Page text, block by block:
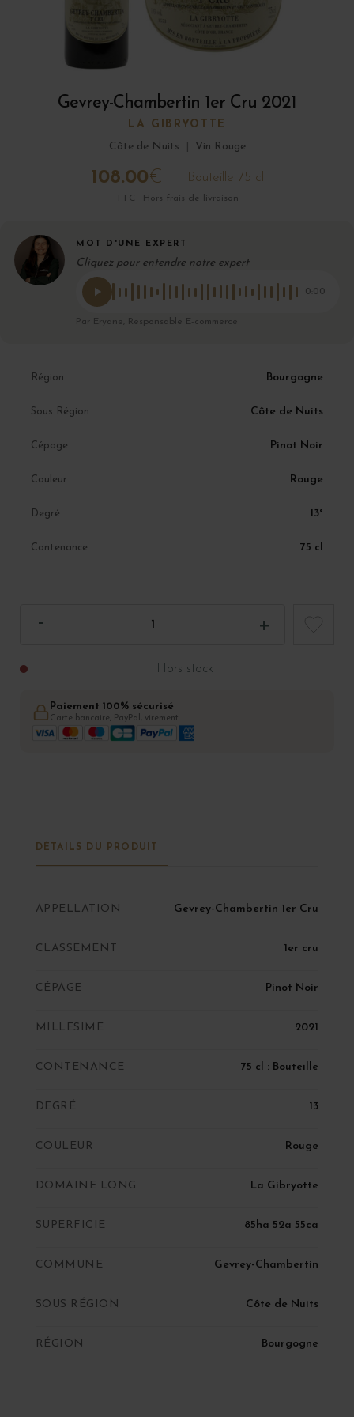
Gevrey-Chambertin 1er Cru 2021
LA GIBRYOTTE
Côte de Nuits
Vin Rouge
108.00€ Bouteille 75 cl
TTC · Hors frais de livraison
MOT D'UNE EXPERT
Cliquez pour entendre notre expert
0:00
Par Eryane, Responsable E-commerce
Région Bourgogne
Sous Région Côte de Nuits
Cépage Pinot Noir
Couleur Rouge
Degré 13°
Contenance 75 cl
Hors stock
Paiement 100% sécurisé
Carte bancaire, PayPal, virement
DÉTAILS DU PRODUIT
APPELLATION Gevrey-Chambertin 1er Cru
CLASSEMENT 1er cru
CÉPAGE Pinot Noir
MILLESIME 2021
CONTENANCE 75 cl : Bouteille
DEGRÉ 13
COULEUR Rouge
DOMAINE LONG La Gibryotte
SUPERFICIE 85ha 52a 55ca
COMMUNE Gevrey-Chambertin
SOUS RÉGION Côte de Nuits
RÉGION Bourgogne